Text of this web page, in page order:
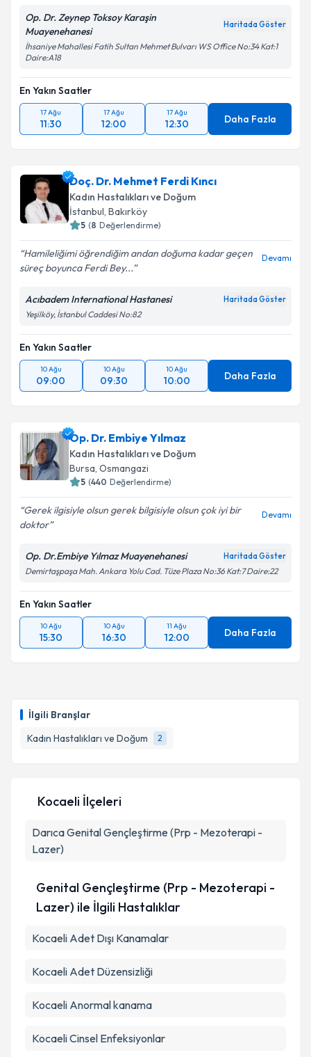
İlgili Branşlar
Kadın Hastalıkları ve Doğum
2
Op. Dr. Zeynep Toksoy Karaşin
Muayenehanesi
Haritada Göster
İhsaniye Mahallesi Fatih Sultan Mehmet Bulvarı WS Office No:34 Kat:1
Daire:A18
En Yakın Saatler
17 Ağu
11:30
17 Ağu
12:00
17 Ağu
12:30 Daha Fazla
Doç. Dr. Mehmet Ferdi Kıncı
Kadın Hastalıkları ve Doğum
İstanbul, Bakırköy
5 (8 Değerlendirme)
Hamileliğimi öğrendiğim andan doğuma kadar geçen
süreç boyunca Ferdi Bey...
Devamı
Acıbadem International Hastanesi Haritada Göster
Yeşilköy, İstanbul Caddesi No:82
En Yakın Saatler
10 Ağu
09:00
10 Ağu
09:30
10 Ağu
10:00 Daha Fazla
Op. Dr. Embiye Yılmaz
Kadın Hastalıkları ve Doğum
Bursa, Osmangazi
5 (440 Değerlendirme)
Gerek ilgisiyle olsun gerek bilgisiyle olsun çok iyi bir
doktor
Devamı
Op. Dr.Embiye Yılmaz Muayenehanesi Haritada Göster
Demirtaşpaşa Mah. Ankara Yolu Cad. Tüze Plaza No:36 Kat:7 Daire:22
En Yakın Saatler
10 Ağu
15:30
10 Ağu
16:30
11 Ağu
12:00 Daha Fazla
Kocaeli İlçeleri
DarıcaGenital Gençleştirme (Prp - Mezoterapi -
Lazer)
Genital Gençleştirme (Prp - Mezoterapi -
Lazer) ile İlgili Hastalıklar
Kocaeli Adet Dışı Kanamalar
Kocaeli Adet Düzensizliği
Kocaeli Anormal kanama
Kocaeli Cinsel Enfeksiyonlar